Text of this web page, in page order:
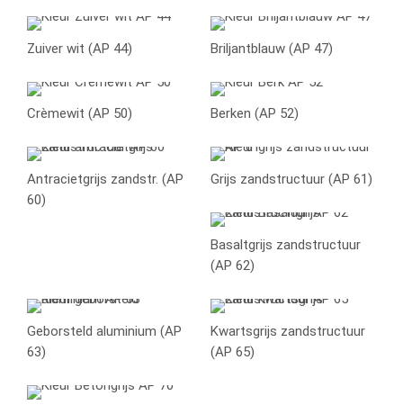
Zuiver wit (AP 44) Briljantblauw (AP 47)
Crèmewit (AP 50) Berken (AP 52)
Antracietgrijs zandstr. (AP
60)
Grijs zandstructuur (AP 61)
Basaltgrijs zandstructuur
(AP 62)
Geborsteld aluminium (AP
63)
Kwartsgrijs zandstructuur
(AP 65)